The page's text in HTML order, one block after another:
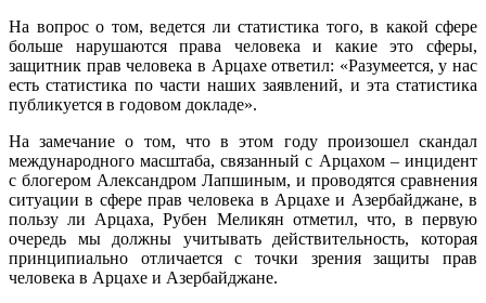
На вопрос о том, ведется ли статистика того, в какой сфере
больше нарушаются права человека и какие это сферы,
защитник прав человека в Арцахе ответил: «Разумеется, у нас
есть статистика по части наших заявлений, и эта статистика
публикуется в годовом докладе».
На замечание о том, что в этом году произошел скандал
международного масштаба, связанный с Арцахом – инцидент
с блогером Александром Лапшиным, и проводятся сравнения
ситуации в сфере прав человека в Арцахе и Азербайджане, в
пользу ли Арцаха, Рубен Меликян отметил, что, в первую
очередь мы должны учитывать действительность, которая
принципиально отличается с точки зрения защиты прав
человека в Арцахе и Азербайджане.